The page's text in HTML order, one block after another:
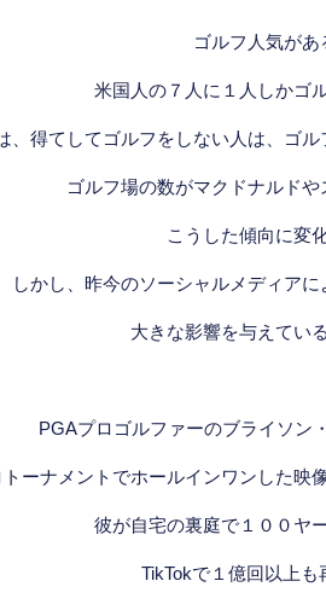
ゴルフ人気があ
米国人の７人に１人しかゴ
、得てしてゴルフをしない人は、ゴ
ゴルフ場の数がマクドナルドや
こうした傾向に変
しかし、昨今のソーシャルメディア
大きな影響を与えてい
PGAプロゴルファーのブライソン
ーナメントでホールインワンした映
彼が自宅の裏庭で１００ヤ
TikTokで１億回以上も